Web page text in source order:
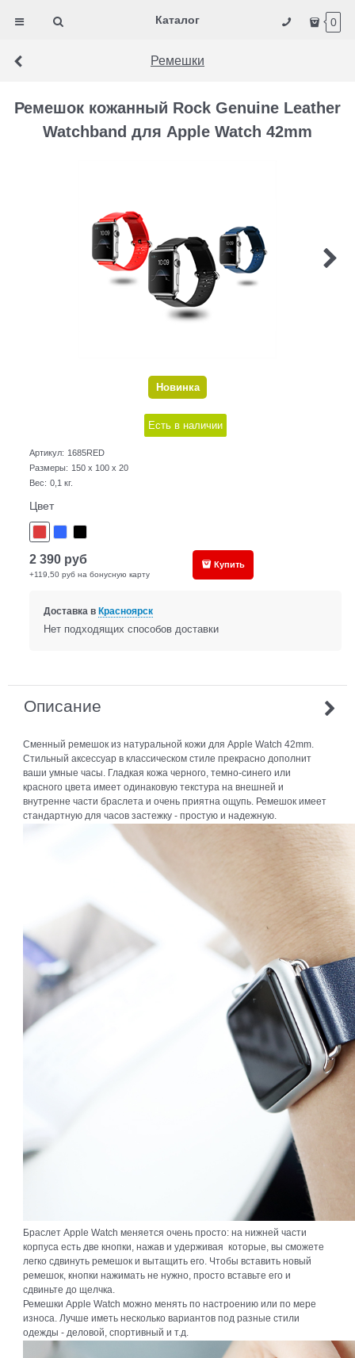
Каталог 0
Ремешки
Ремешок кожанный Rock Genuine Leather
Watchband для Apple Watch 42mm
Новинка
Есть в наличии
Артикул: 1685RED
Размеры: 150 x 100 x 20
Вес: 0,1 кг.
Цвет
2 390 руб
+119,50 руб на бонусную карту
Купить
Доставка в Красноярск
Нет подходящих способов доставки
Описание
Сменный ремешок из натуральной кожи для Apple Watch 42mm.
Стильный аксессуар в классическом стиле прекрасно дополнит
ваши умные часы. Гладкая кожа черного, темно-синего или
красного цвета имеет одинаковую текстура на внешней и
внутренне части браслета и очень приятна ощупь. Ремешок имеет
стандартную для часов застежку - простую и надежную.
Браслет Apple Watch меняется очень просто: на нижней части
корпуса есть две кнопки, нажав и удерживая которые, вы сможете
легко сдвинуть ремешок и вытащить его. Чтобы вставить новый
ремешок, кнопки нажимать не нужно, просто вставьте его и
сдвиньте до щелчка.
Ремешки Apple Watch можно менять по настроению или по мере
износа. Лучше иметь несколько вариантов под разные стили
одежды - деловой, спортивный и т.д.